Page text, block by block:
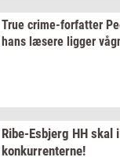
True crime-​forfatter
hans læ­se­re lig­ger
Ribe-​Esbjerg HH skal i
kon­kur­ren­ter­ne!